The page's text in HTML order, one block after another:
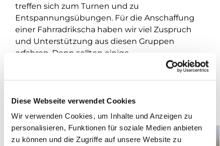
Diese Webseite verwendet Cookies
Wir verwenden Cookies, um Inhalte und Anzeigen zu
personalisieren, Funktionen für soziale Medien anbieten
zu können und die Zugriffe auf unsere Website zu
treffen sich zum Turnen und zu
Entspannungsübungen. Für die Anschaffung
einer Fahrradrikscha haben wir viel Zuspruch
und Unterstützung aus diesen Gruppen
erfahren. Denn sollten einige
Gruppenmitglieder den Weg zum Pillnitzer
geben.